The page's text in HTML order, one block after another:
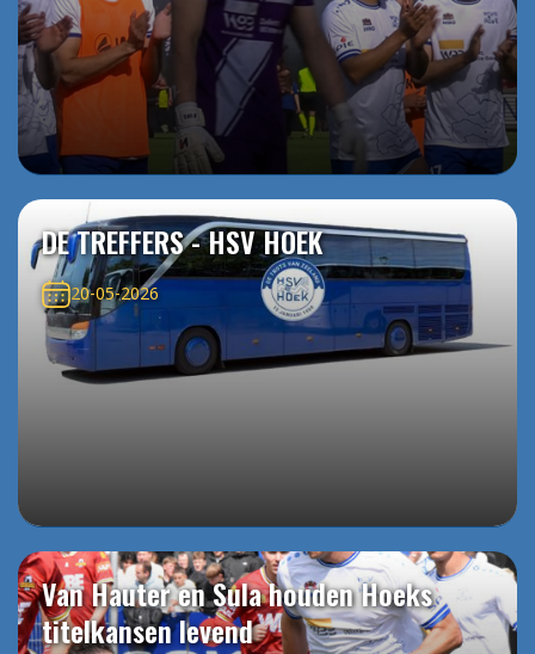
DE TREFFERS - HSV HOEK
20-05-2026
Van Hauter en Sula houden Hoeks
titelkansen levend